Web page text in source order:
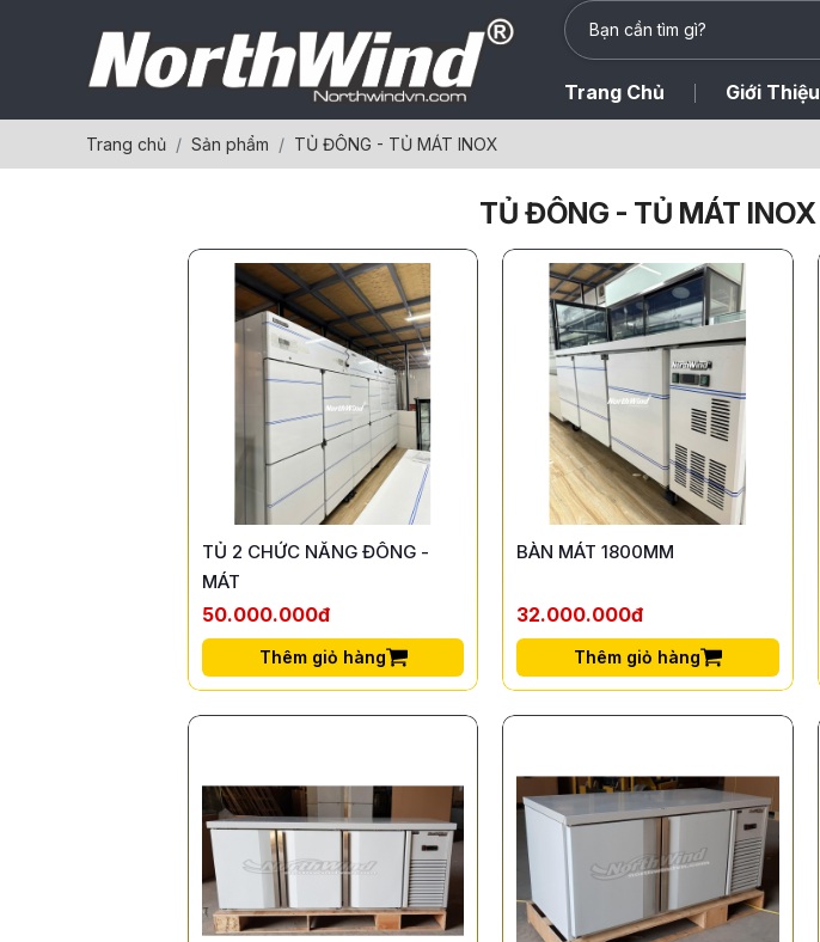
Trang Chủ Giới Thiệu
Trang chủ Sản phẩm TỦ ĐÔNG - TỦ MÁT INOX
TỦ ĐÔNG - TỦ MÁT INOX
TỦ 2 CHỨC NĂNG ĐÔNG -
MÁT
50.000.000đ
Thêm giỏ hàng
BÀN MÁT 1800MM
32.000.000đ
Thêm giỏ hàng